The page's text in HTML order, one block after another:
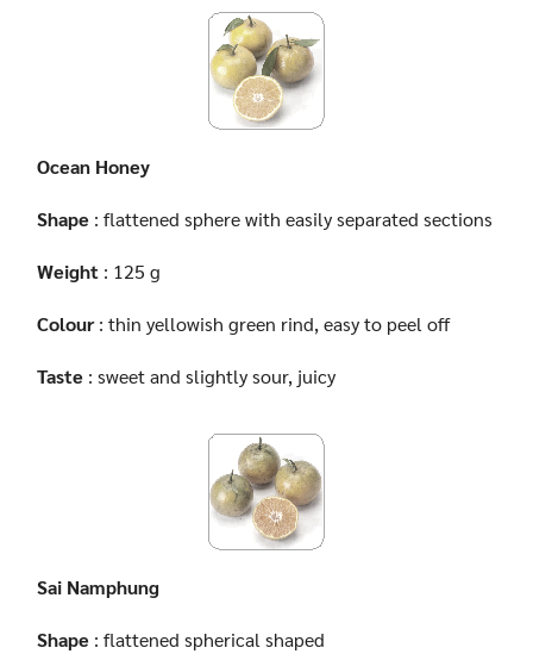
Ocean Honey
Shape : flattened sphere with easily separated sections
Weight : 125 g
Colour: thin yellowish green rind, easy to peel off
Taste : sweet and slightly sour, juicy
Sai Namphung
Shape : flattened spherical shaped